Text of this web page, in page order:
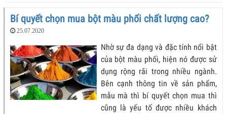
Bí quyết chọn mua bột màu phối chất lượng cao?
25.07.2020
Nhờ sự đa dạng và đặc tính nổi bật
của bột màu phối, hiện nó được sử
dụng rộng rãi trong nhiều ngành.
Bên cạnh thông tin về sản phẩm,
mẫu mà thì bí quyết chọn mua thì
cũng là yếu tố được nhiều khách